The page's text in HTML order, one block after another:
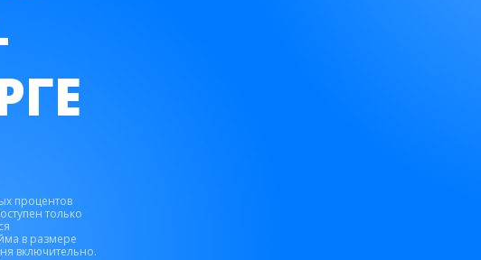
процентов
только
в размере
включительно.